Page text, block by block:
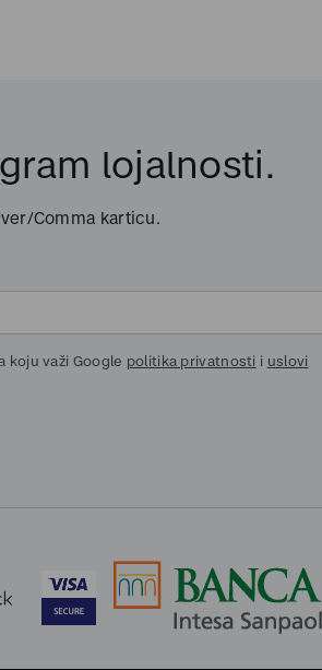
lojalnosti.
Comma karticu.
koju važi Google politika privatnosti i uslovi